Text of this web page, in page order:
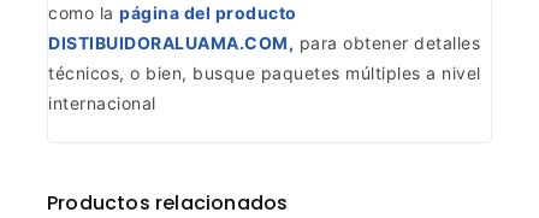
como la página del producto
DISTIBUIDORALUAMA.COM, para obtener detalles
técnicos, o bien, busque paquetes múltiples a nivel
internacional
Productos relacionados